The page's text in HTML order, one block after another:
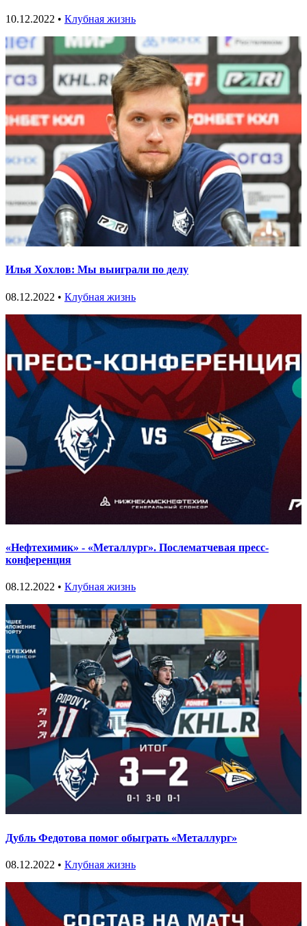
10.12.2022 • Клубная жизнь
Илья Хохлов: Мы выиграли по делу
08.12.2022 • Клубная жизнь
«Нефтехимик» - «Металлург». Послематчевая пресс-
конференция
08.12.2022 • Клубная жизнь
Дубль Федотова помог обыграть «Металлург»
08.12.2022 • Клубная жизнь